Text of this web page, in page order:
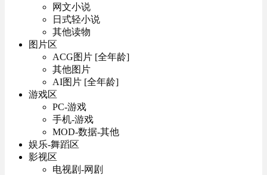
网文小说
日式轻小说
其他读物
图片区
ACG图片 [全年龄]
其他图片
AI图片 [全年龄]
游戏区
PC-游戏
手机-游戏
MOD-数据-其他
娱乐-舞蹈区
影视区
电视剧-网剧